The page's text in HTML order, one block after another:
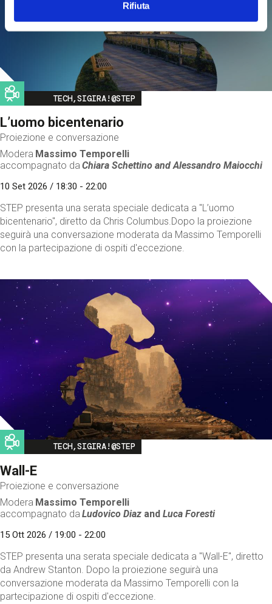
Rifiuta
Image
TECH,SIGIRA!@STEP
L’uomo bicentenario
Proiezione e conversazione
Modera Massimo Temporelli
accompagnato da Chiara Schettino andAlessandro Maiocchi
10 Set 2026 / 18:30 - 22:00
STEP presenta una serata speciale dedicata a "L’uomo
bicentenario", diretto da Chris Columbus.Dopo la proiezione
seguirà una conversazione moderata da Massimo Temporelli
con la partecipazione di ospiti d'eccezione.
Image
TECH,SIGIRA!@STEP
Wall-E
Proiezione e conversazione
Modera Massimo Temporelli
accompagnato da Ludovico Diaz andLuca Foresti
15 Ott 2026 / 19:00 - 22:00
STEP presenta una serata speciale dedicata a "Wall-E", diretto
da Andrew Stanton. Dopo la proiezione seguirà una
conversazione moderata da Massimo Temporelli con la
partecipazione di ospiti d'eccezione.